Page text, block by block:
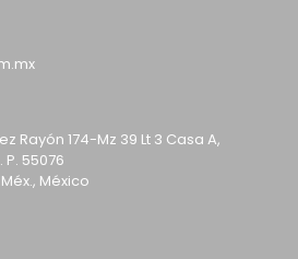
Rayón 174-Mz 39 Lt 3 Casa A,
55076
México